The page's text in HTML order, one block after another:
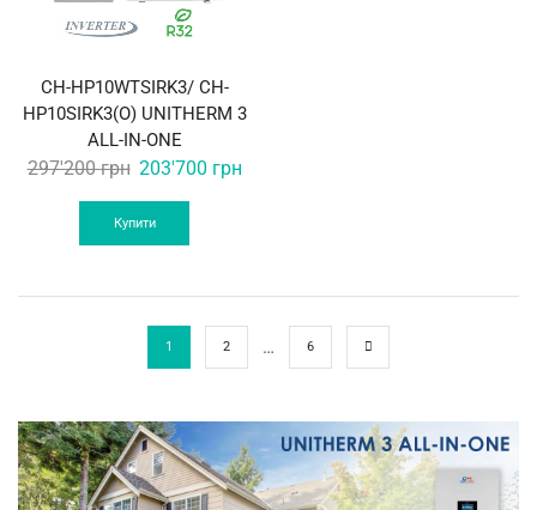
CH-HP10WTSIRK3/ CH-
HP10SIRK3(O) UNITHERM 3
ALL-IN-ONE
297'200грн Original
price
was:
203'700 грнCurrent
Купити
1 2 … 6